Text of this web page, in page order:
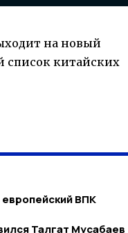
на новый
список китайских
ВПК
Талгат Мусабаев